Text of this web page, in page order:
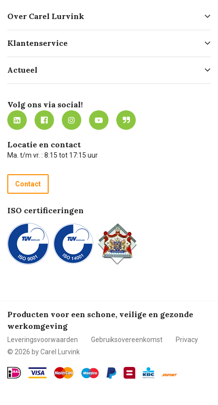
Over Carel Lurvink
Geschiedenis
Missie
Werken bij Carel Lurvink
MVO
Klantenservice
Bezorgen
Mijn Carel Lurvink
Mijn Carel Lurvink instructievideo's
Carel Lurvink App
Hulp op afstand
Technische dienst
Recycle programma
Betalen
Actueel
Innovation LAB
Tevreden klanten
Carel Lurvink Blog
Carel de podcast
Volg ons via social!
Locatie en contact
Ma. t/m vr. : 8:15 tot 17:15 uur
Contact
ISO certificeringen
Producten voor een schone, veilige en gezonde
werkomgeving
Leveringsvoorwaarden Gebruiksovereenkomst
Privacy
© 2026 by Carel Lurvink